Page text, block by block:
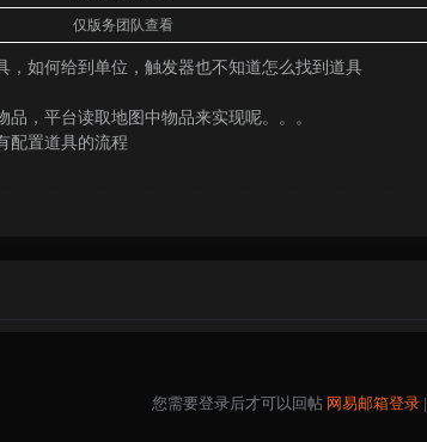
仅版务团队查看
，如何给到单位，触发器也不知道怎么找到道具
品，平台读取地图中物品来实现呢。。。
配置道具的流程
您需要登录后才可以回帖 网易邮箱登录|